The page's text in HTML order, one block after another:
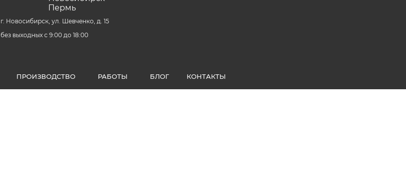
Пермь
г. Новосибирск, ул. Шевченко, д. 15
без выходных с 9:00 до 18:00
ПРОИЗВОДСТВО РАБОТЫ БЛОГ КОНТАКТЫ